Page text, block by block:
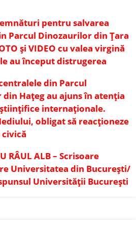
pentru salvarea
Parcul Dinozaurilor din Țara
și VIDEO cu valea virgină
au început distrugerea
din Parcul
Hațeg au ajuns în atenția
internaționale.
obligat să reacționeze
RÂUL ALB – Scrisoare
Universitatea din București/
Universității București